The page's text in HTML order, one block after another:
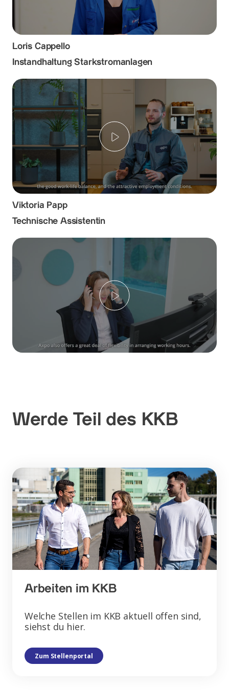
Loris Cappello
Instandhaltung Starkstromanlagen
Play
Viktoria Papp
Technische Assistentin
Play
Werde Teil des KKB
Arbeiten im KKB
Welche Stellen im KKB aktuell offen sind,
siehst du hier.
Zum Stellenportal